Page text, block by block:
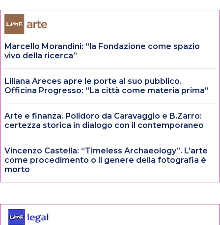
Marcello Morandini: “la Fondazione come spazio
vivo della ricerca”
Liliana Areces apre le porte al suo pubblico.
Officina Progresso: “La città come materia prima”
Arte e finanza. Polidoro da Caravaggio e B.Zarro:
certezza storica in dialogo con il contemporaneo
Vincenzo Castella: “Timeless Archaeology”. L’arte
come procedimento o il genere della fotografia è
morto